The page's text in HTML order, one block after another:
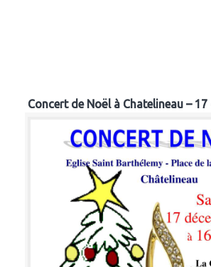
Concert de Noël à Chatelineau –